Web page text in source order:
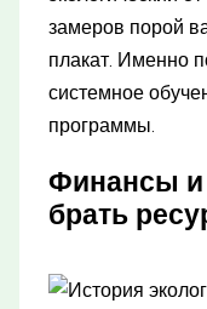
замеров порой
плакат. Именно
системное
программы.
Финансы и
брать